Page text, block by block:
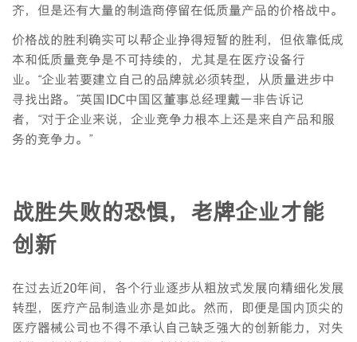
齐，但是还有大量的制造商停留在低质量产品的价格战中。
价格战的胜利确实可以帮企业挣得短暂的胜利，但依靠低成
本和低质量竞争是不可持续的，尤其是在医疗设备行
业。“企业若要建立自己的品牌就必须转型，从质量进步中
寻找出路。”英国IDC中国区董事总经理戴一非告诉记
者，“对于企业来说，企业竞争力根本上还是来自产品和服
务的竞争力。”
战胜失败的恐惧，老牌企业才能
创新
在过去近20年间，各个行业逐步从粗放式发展向精细化发展
转型，医疗产品制造业亦是如此。然而，即便是国内顶尖的
医疗器械公司也不得不承认自己缺乏强大的创新能力，对失